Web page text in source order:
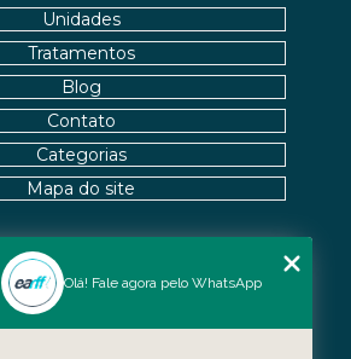
Nossas Unidades
Unidades
Tratamentos
Blog
Contato
Categorias
Mapa do site
Olá! Fale agora pelo WhatsApp